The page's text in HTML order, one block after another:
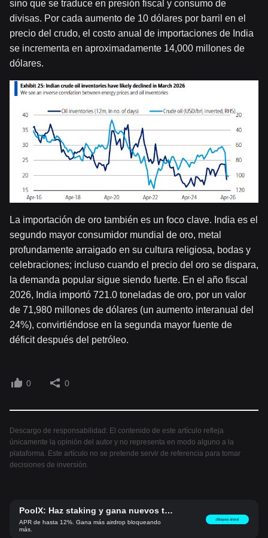
sino que se traduce en presión fiscal y consumo de
divisas. Por cada aumento de 10 dólares por barril en el
precio del crudo, el costo anual de importaciones de India
se incrementa en aproximadamente 14,000 millones de
dólares.
La importación de oro también es un foco clave. India es el
segundo mayor consumidor mundial de oro, metal
profundamente arraigado en su cultura religiosa, bodas y
celebraciones; incluso cuando el precio del oro se dispara,
la demanda popular sigue siendo fuerte. En el año fiscal
2026, India importó 721.0 toneladas de oro, por un valor
de 71,980 millones de dólares (un aumento interanual del
24%), convirtiéndose en la segunda mayor fuente de
déficit después del petróleo.
0 0
Descargo de responsabilidad: El contenido de este artículo refleja
únicamente la opinión del autor y no representa en modo alguno a la
plataforma. Este artículo no se pretende servir de referencia para tomar
decisiones de inversión.
PoolX: Haz staking y gana nuevos to
kens.
APR de hasta 12%. Gana más airdrop bloqueando
más.
¡Bloquea ahora!